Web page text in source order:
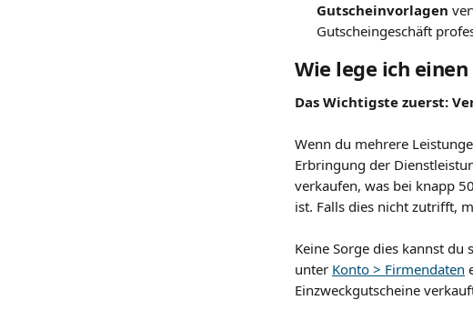
Gutscheinvorlagen
Gutscheingeschäft
Wie lege ich
Das Wichtigste zuerst:
Wenn du mehrere
Erbringung der
verkaufen, was bei knapp
ist. Falls dies nicht zutrifft,
Keine Sorge dies kannst
unter Konto > Firmendaten
Einzweckgutscheine